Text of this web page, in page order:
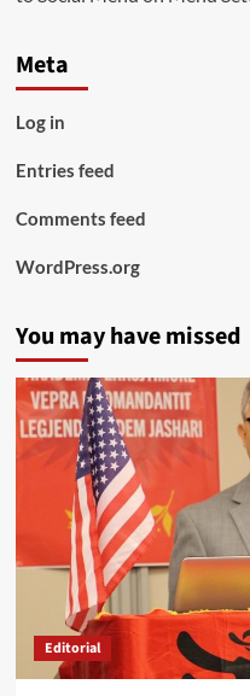
Meta
Log in
Entries feed
Comments feed
WordPress.org
You may have missed
Editorial